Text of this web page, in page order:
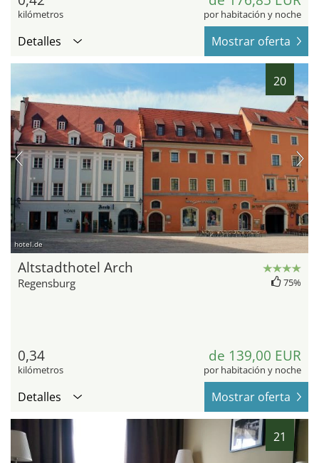
kilómetros por habitación y noche
Detalles Mostrar oferta
20
hotel.de
Altstadthotel Arch
Regensburg 75%
0,34
kilómetros
de 139,00 EUR
por habitación y noche
Detalles Mostrar oferta
21